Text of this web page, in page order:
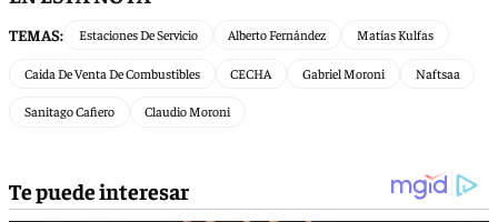
TEMAS: Estaciones De Servicio Alberto Fernández Matías Kulfas
Caida De Venta De Combustibles CECHA Gabriel Moroni Naftsaa
Sanitago Cafiero Claudio Moroni